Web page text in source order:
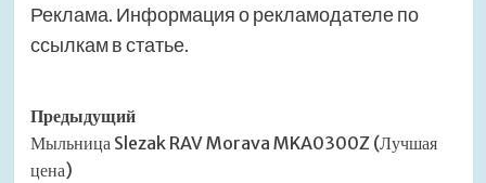
Реклама. Информация о рекламодателе по
ссылкам в статье.
Навигация
записи
Предыдущий
Мыльница Slezak RAV Morava MKA0300Z (Лучшая
цена)